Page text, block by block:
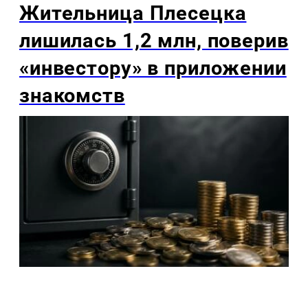
Жительница Плесецка
лишилась 1,2 млн, поверив
«инвестору» в приложении
знакомств